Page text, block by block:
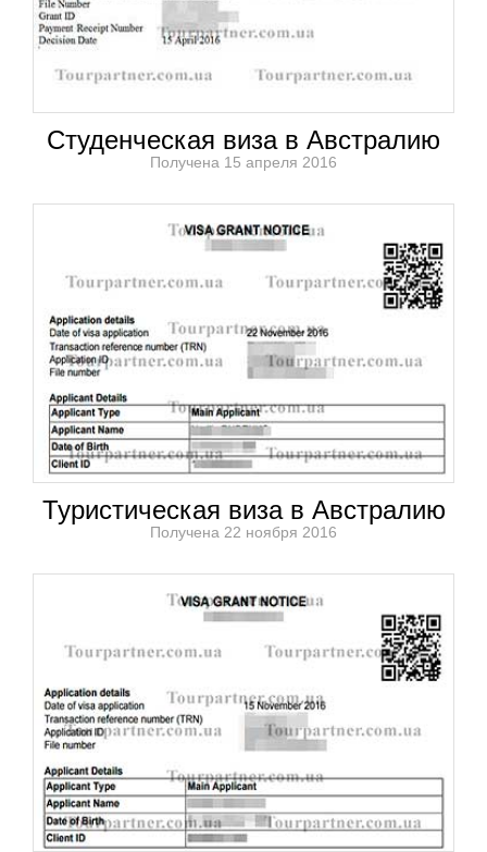
Студенческая виза в Австралию
Получена 15 апреля 2016
Туристическая виза в Австралию
Получена 22 ноября 2016